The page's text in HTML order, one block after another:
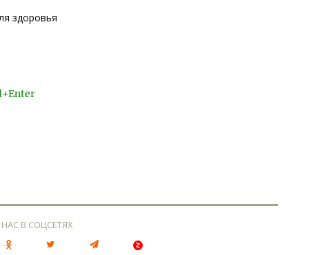
здоровья
В СОЦСЕТЯХ